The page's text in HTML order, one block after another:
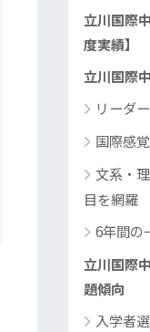
立川国際
度実績】
立川国際
リーダ
国際感
文系・
目を網羅
6年間の
立川国際
題傾向
入学者